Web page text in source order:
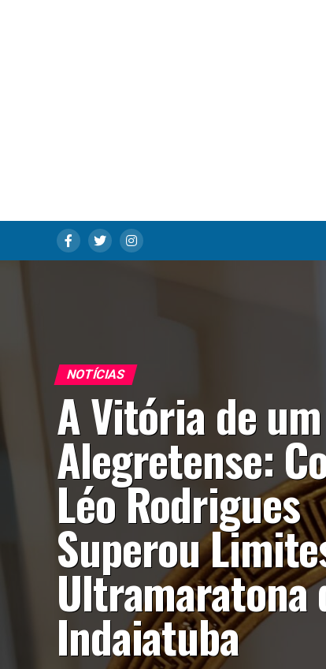
NOTÍCIAS
A Vitória de um
Alegretense:
Léo Rodrigues
Superou
Ultramaratona
Indaiatuba